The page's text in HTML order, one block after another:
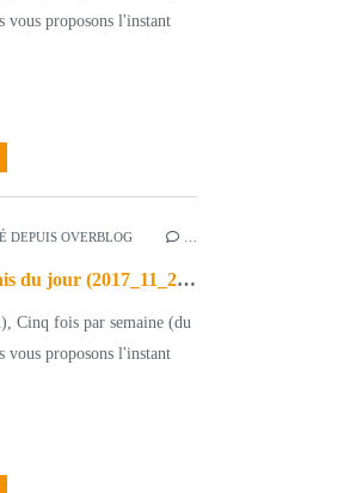
vous proposons l'instant
DEPUIS OVERBLOG
L'instant néerlandais du jour (2017_11_27): de zanger
Cinq fois par semaine (du
vous proposons l'instant